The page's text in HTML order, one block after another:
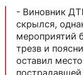
- Виновник
скрылся,
мероприятий
трезв и
оставил
пострадавшей